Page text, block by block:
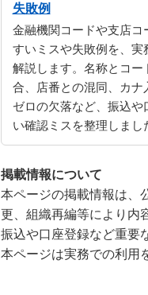
失敗例
金融機関コードや支店コ
すいミスや失敗例を、実
解説します。名称とコー
合、店番との混同、カナ
ゼロの欠落など、振込や
い確認ミスを整理しまし
掲載情報について
本ページの掲載情報は、
更、組織再編等により内
振込や口座登録など重要
本ページは実務での利用